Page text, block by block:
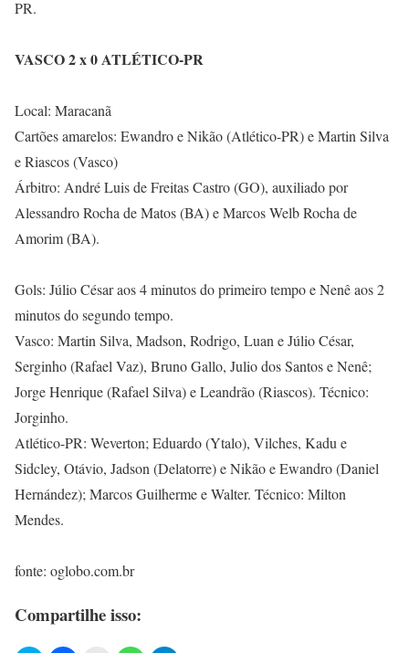
PR.
VASCO 2 x 0 ATLÉTICO-PR
Local: Maracanã
Cartões amarelos: Ewandro e Nikão (Atlético-PR) e Martin Silva
e Riascos (Vasco)
Árbitro: André Luis de Freitas Castro (GO), auxiliado por
Alessandro Rocha de Matos (BA) e Marcos Welb Rocha de
Amorim (BA).
Gols: Júlio César aos 4 minutos do primeiro tempo e Nenê aos 2
minutos do segundo tempo.
Vasco: Martin Silva, Madson, Rodrigo, Luan e Júlio César,
Serginho (Rafael Vaz), Bruno Gallo, Julio dos Santos e Nenê;
Jorge Henrique (Rafael Silva) e Leandrão (Riascos). Técnico:
Jorginho.
Atlético-PR: Weverton; Eduardo (Ytalo), Vilches, Kadu e
Sidcley, Otávio, Jadson (Delatorre) e Nikão e Ewandro (Daniel
Hernández); Marcos Guilherme e Walter. Técnico: Milton
Mendes.
fonte: oglobo.com.br
Compartilhe isso: